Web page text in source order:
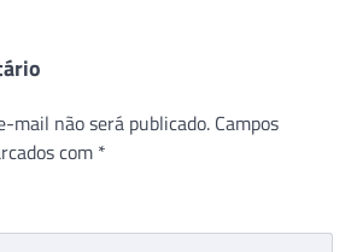
mail não será publicado. Campos
com *